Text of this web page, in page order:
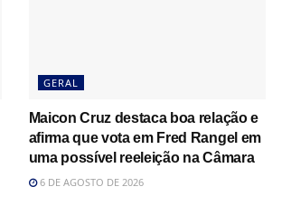
GERAL
Maicon Cruz destaca boa relação e
afirma que vota em Fred Rangel em
uma possível reeleição na Câmara
6 DE AGOSTO DE 2026